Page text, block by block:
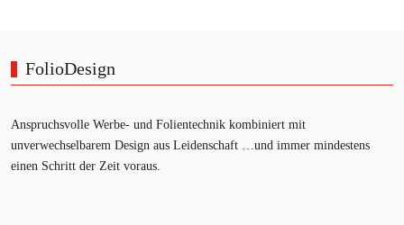
FolioDesign
Anspruchsvolle Werbe- und Folientechnik kombiniert mit
unverwechselbarem Design aus Leidenschaft …und immer mindestens
einen Schritt der Zeit voraus.